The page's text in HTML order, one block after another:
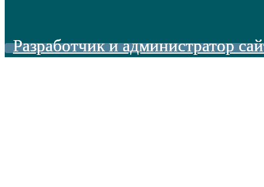
Разработчик и администратор